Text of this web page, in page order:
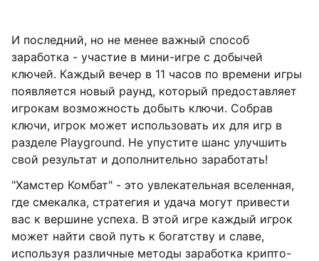
И последний, но не менее важный способ
заработка - участие в мини-игре с добычей
ключей. Каждый вечер в 11 часов по времени игры
появляется новый раунд, который предоставляет
игрокам возможность добыть ключи. Собрав
ключи, игрок может использовать их для игр в
разделе Playground. Не упустите шанс улучшить
свой результат и дополнительно заработать!
"Хамстер Комбат" - это увлекательная вселенная,
где смекалка, стратегия и удача могут привести
вас к вершине успеха. В этой игре каждый игрок
может найти свой путь к богатству и славе,
используя различные методы заработка крипто-